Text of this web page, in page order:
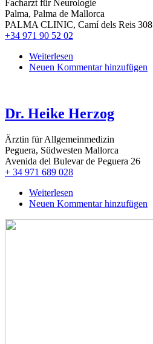
Facharzt für Neurologie
Palma, Palma de Mallorca
PALMA CLINIC, Camí dels Reis 308
+34 971 90 52 02
Weiterlesen
Dr.
Neuen Kommentar hinzufügen
Dr. Heike Herzog
Ärztin für Allgemeinmedizin
Peguera, Südwesten Mallorca
Avenida del Bulevar de Peguera 26
+ 34 971 689 028
Weiterlesen
Dr.
Neuen Kommentar hinzufügen